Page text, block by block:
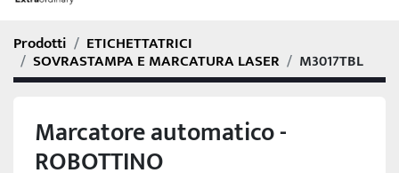
Prodotti ETICHETTATRICI
SOVRASTAMPA E MARCATURA LASER M3017TBL
Marcatore automatico -
ROBOTTINO